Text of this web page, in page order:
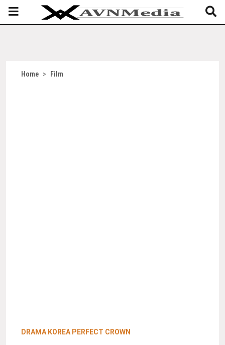
Home > Film
DRAMA KOREA PERFECT CROWN